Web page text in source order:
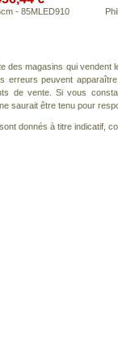
- 85MLED910
des magasins qui vendent
erreurs peuvent
de vente. Si vous
saurait être tenu pour
donnés à titre indicatif,